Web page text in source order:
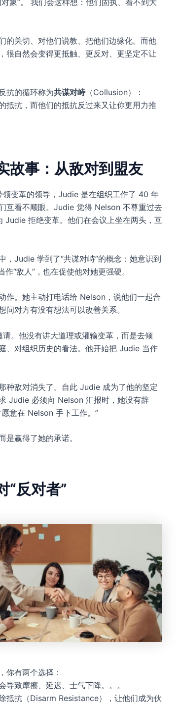
象”。 我们会这样想：他们固执、看不到大
的关切、对他们说教、把他们边缘化。而他
很自然会变得更抵触、更反对、更坚定不让
抗的循环称为共谋对峙（Collusion）：
抵抗，而他们的抵抗反过来又让你更用力推
故事：从敌对到盟友
领变革的领导，Judie 是在组织工作了 40 年
互看不顺眼。Judie 觉得 Nelson 不尊重过去
Judie 拒绝变革。他们在会议上坐在两头，互
，Judie 学到了“共谋对峙”的概念：她意识到
“敌人”，也在促使他对她更强硬。
作。她主动打电话给 Nelson，说他们一起合
问对方有没有想法可以改善关系。
。他没有讲大道理或灌输变革，而是去倾
、对组织历史的看法。他开始把 Judie 当作
种敌对消失了。自此 Judie 成为了他的坚定
Judie 必须向 Nelson 汇报时，她没有辞
意在 Nelson 手下工作。”
是赢得了她的承诺。
“反对者”
你有两个选择：
导致摩擦、延迟、士气下降。。。
抵抗（Disarm Resistance），让他们成为伙